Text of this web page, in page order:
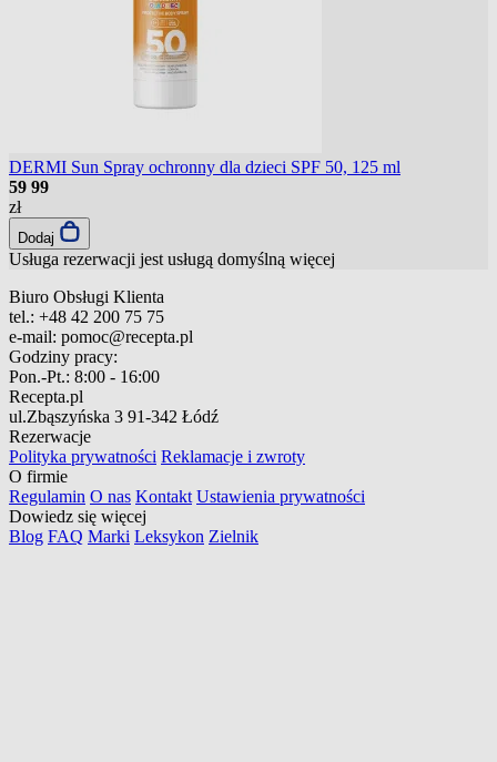
DERMI Sun Spray ochronny dla dzieci SPF 50, 125 ml
59 99
zł
Dodaj
Usługa rezerwacji jest usługą domyślną więcej
Biuro Obsługi Klienta
tel.: +48 42 200 75 75
e-mail: pomoc@recepta.pl
Godziny pracy:
Pon.-Pt.: 8:00 - 16:00
Recepta.pl
ul.Zbąszyńska 3 91-342 Łódź
Rezerwacje
Polityka prywatności Reklamacje i zwroty
O firmie
Regulamin O nas Kontakt Ustawienia prywatności
Dowiedz się więcej
Blog FAQ Marki Leksykon Zielnik